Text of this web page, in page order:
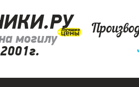
могилу